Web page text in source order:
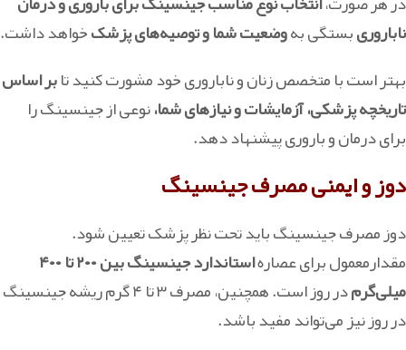
ناباروریبستگی بهوضعیت شما و توصیه‌های پزشکخواهد داشت.
بهتر است با متخصص زنان و ناباروری خود مشورت کنید تابر اساس
تاریخچه پزشکی، آزمایشات و نیازهای شما،نوعی از جینسینگ را
برای درمان و باروری پیشنهاد دهد.
دوز و ایمنی مصرف جینسینگ
دوز مصرف جینسینگ باید تحت نظر پزشک تعیین شود.
مقدارمعمول برای عصاره
استاندارد جینسینگ بین ۲۰۰ تا ۴۰۰
میلی‌گرم
در روز است. همچنین، مصرف ۳ تا ۴ گرم ریشه جینسینگ
در روز نیز می‌تواند مفید باشد.